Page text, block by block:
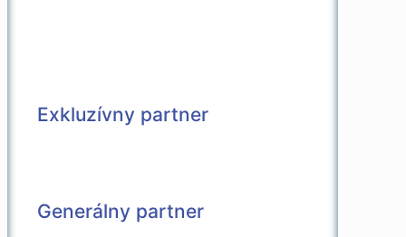
Exkluzívny partner
Generálny partner